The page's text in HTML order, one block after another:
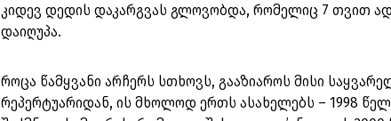
კიდევ დედის დაკარგვას გლოვობდა, რომელიც 7 თვით
დაიღუპა.
როცა წამყვანი არჩერს სთხოვს, გააზიაროს მისი
რეპერტუარიდან, ის მხოლოდ ერთს ასახელებს – 1998